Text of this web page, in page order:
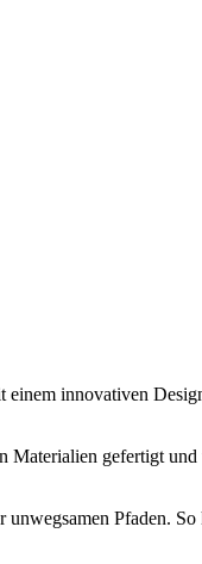
innovativen
Materialien gefertigt
Pfaden.